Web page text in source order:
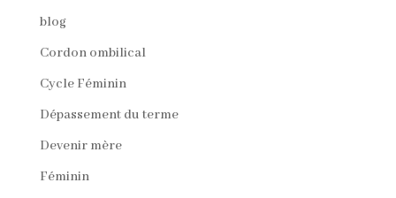
blog
Cordon ombilical
Cycle Féminin
Dépassement du terme
Devenir mère
Féminin